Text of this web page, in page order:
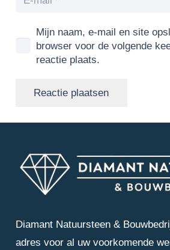
Mijn naam, e-mail en site
browser voor de volgende
reactie plaats.
Reactie plaatsen
Diamant Natuursteen &
adres voor al uw voorkomende